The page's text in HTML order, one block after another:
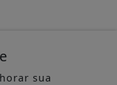
sua